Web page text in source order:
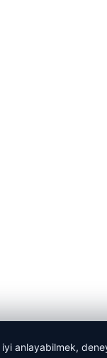
iyi anlayabilmek,